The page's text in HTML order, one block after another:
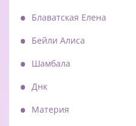
Блаватская Елена
Бейли Алиса
Шамбала
Днк
Материя